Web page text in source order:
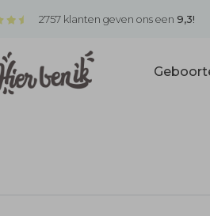
2757 klanten geven ons een 9,3!